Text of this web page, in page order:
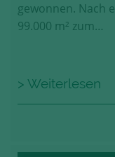
gewonnen. Nach
99.000 m² zum…
> Weiterlesen